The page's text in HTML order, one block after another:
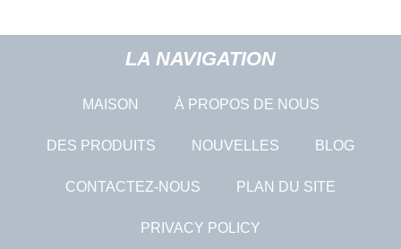
LA NAVIGATION
MAISON À PROPOS DE NOUS
DES PRODUITS NOUVELLES BLOG
CONTACTEZ-NOUS PLAN DU SITE
PRIVACY POLICY